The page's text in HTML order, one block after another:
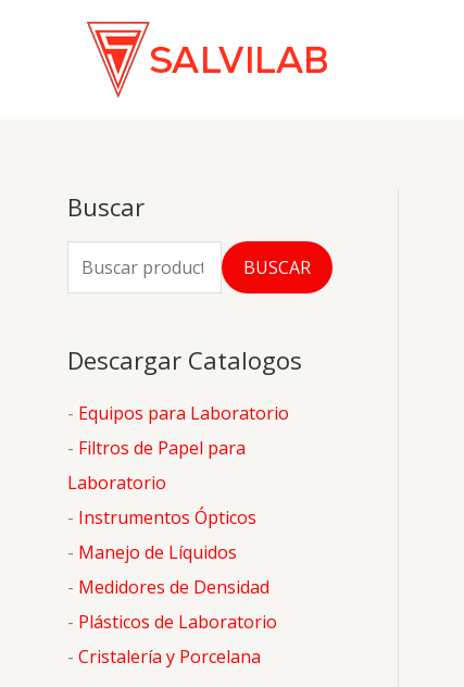
Buscar
u
c
BUSCAR
Descargar Catalogos
- Equipos para Laboratorio
- Filtros de Papel para
Laboratorio
- Instrumentos Ópticos
- Manejo de Líquidos
- Medidores de Densidad
- Plásticos de Laboratorio
- Cristalería y Porcelana